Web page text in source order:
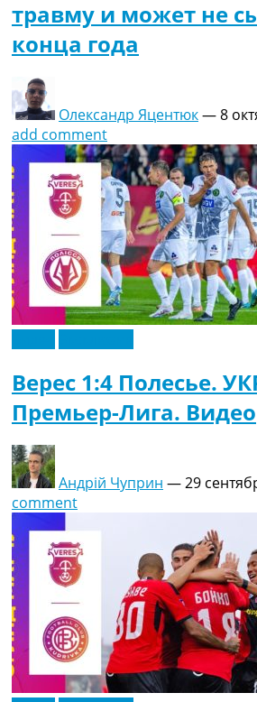
травму и может не
конца года
Олександр Яцентюк—8
add comment
Верес 1:4 Полесье.
Премьер-Лига. Видео
Андрій Чуприн —29
comment